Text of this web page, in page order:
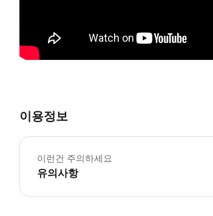
이용정보
이런건 주의하세요
유의사항